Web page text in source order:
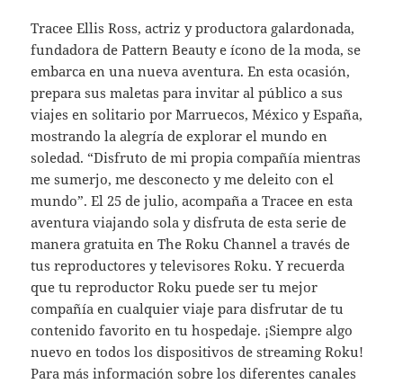
Tracee Ellis Ross, actriz y productora galardonada,
fundadora de Pattern Beauty e ícono de la moda, se
embarca en una nueva aventura. En esta ocasión,
prepara sus maletas para invitar al público a sus
viajes en solitario por Marruecos, México y España,
mostrando la alegría de explorar el mundo en
soledad. “Disfruto de mi propia compañía mientras
me sumerjo, me desconecto y me deleito con el
mundo”. El 25 de julio, acompaña a Tracee en esta
aventura viajando sola y disfruta de esta serie de
manera gratuita en The Roku Channel a través de
tus reproductores y televisores Roku. Y recuerda
que tu reproductor Roku puede ser tu mejor
compañía en cualquier viaje para disfrutar de tu
contenido favorito en tu hospedaje. ¡Siempre algo
nuevo en todos los dispositivos de streaming Roku!
Para más información sobre los diferentes canales